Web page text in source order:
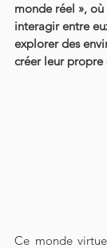
monde réel »,
interagir entre
explorer des
créer leur propre
Ce monde